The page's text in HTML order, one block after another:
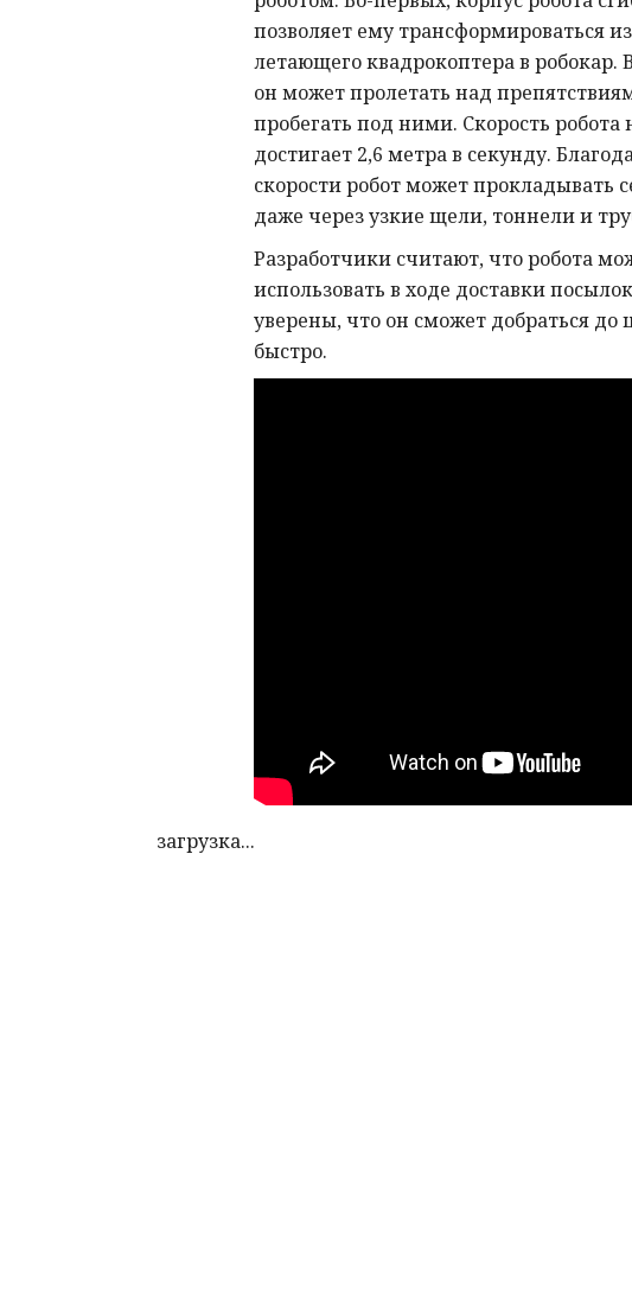
позволяет ему трансформироваться из
летающего квадрокоптера в робокар.
он может пролетать над
пробегать под ними. Скорость робота
достигает 2,6 метра в секунду.
скорости робот может прокладывать
даже через узкие щели, тоннели и
Разработчики считают, что робота
использовать в ходе доставки
уверены, что он сможет добраться до
быстро.
загрузка...